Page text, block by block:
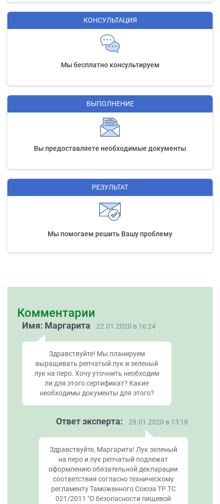
КОНСУЛЬТАЦИЯ
Мы бесплатно консультируем
ВЫПОЛНЕНИЕ
Вы предоставляете необходимые документы
РЕЗУЛЬТАТ
Мы помогаем решить Вашу проблему
Комментарии
Имя: Маргарита 22.01.2020 в 16:24
Здравствуйте! Мы планируем
выращивать репчатый лук и зеленый
лук на перо. Хочу уточнить необходим
ли для этого сертификат? Какие
необходимы документы для этого?
Ответ эксперта: 29.01.2020 в 13:18
Здравствуйте, Маргарита! Лук зеленый
на перо и лук репчатый подлежат
оформлению обязательной декларации
соответствия согласно техническому
регламенту Таможенного Союза ТР ТС
021/2011 "О безопасности пищевой